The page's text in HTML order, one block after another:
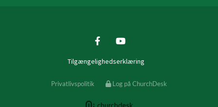
Tilgængelighedserklæring
Privatlivspolitik Log på ChurchDesk